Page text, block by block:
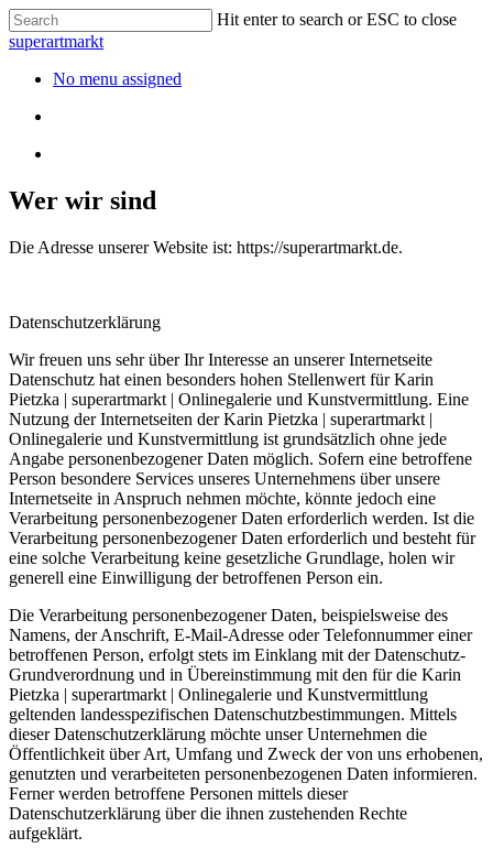
Hit enter to search or ESC to close
superartmarkt
No menu assigned
Wer wir sind
Die Adresse unserer Website ist: https://superartmarkt.de.
Datenschutzerklärung
Wir freuen uns sehr über Ihr Interesse an unserer Internetseite
Datenschutz hat einen besonders hohen Stellenwert für Karin
Pietzka | superartmarkt | Onlinegalerie und Kunstvermittlung. Eine
Nutzung der Internetseiten der Karin Pietzka | superartmarkt |
Onlinegalerie und Kunstvermittlung ist grundsätzlich ohne jede
Angabe personenbezogener Daten möglich. Sofern eine betroffene
Person besondere Services unseres Unternehmens über unsere
Internetseite in Anspruch nehmen möchte, könnte jedoch eine
Verarbeitung personenbezogener Daten erforderlich werden. Ist die
Verarbeitung personenbezogener Daten erforderlich und besteht für
eine solche Verarbeitung keine gesetzliche Grundlage, holen wir
generell eine Einwilligung der betroffenen Person ein.
Die Verarbeitung personenbezogener Daten, beispielsweise des
Namens, der Anschrift, E-Mail-Adresse oder Telefonnummer einer
betroffenen Person, erfolgt stets im Einklang mit der Datenschutz-
Grundverordnung und in Übereinstimmung mit den für die Karin
Pietzka | superartmarkt | Onlinegalerie und Kunstvermittlung
geltenden landesspezifischen Datenschutzbestimmungen. Mittels
dieser Datenschutzerklärung möchte unser Unternehmen die
Öffentlichkeit über Art, Umfang und Zweck der von uns erhobenen,
genutzten und verarbeiteten personenbezogenen Daten informieren.
Ferner werden betroffene Personen mittels dieser
Datenschutzerklärung über die ihnen zustehenden Rechte
aufgeklärt.